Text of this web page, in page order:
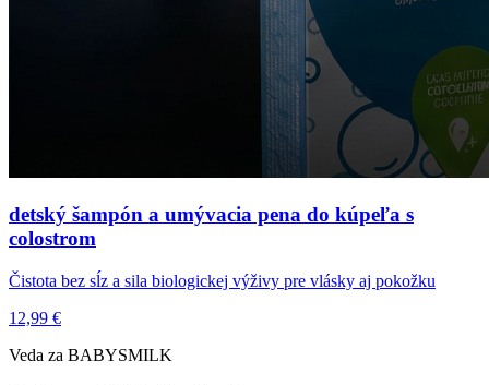
detský šampón a umývacia pena do kúpeľa s
colostrom
Čistota bez sĺz a sila biologickej výživy pre vlásky aj pokožku
12,99 €
Veda za BABYSMILK